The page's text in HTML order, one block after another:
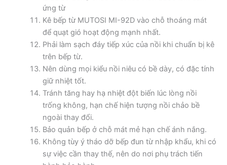
ứng từ
Kê bếp từ MUTOSI MI-92D vào chỗ thoáng mát
để quạt gió hoạt động mạnh nhất.
Phải làm sạch đáy tiếp xúc của nồi khi chuẩn bị kê
trên bếp từ.
Nên dùng mọi kiểu nồi niêu có bề dày, có đặc tính
giữ nhiệt tốt.
Tránh tăng hay hạ nhiệt đột biến lúc lòng nồi
trống không, hạn chế hiện tượng nồi chảo bề
ngoài thay đổi.
Bảo quản bếp ở chỗ mát mẻ hạn chế ánh nắng.
Không tùy ý tháo dỡ bếp đun từ nhập khẩu, khi có
sự việc cần thay thế, nên do nơi phụ trách tiến